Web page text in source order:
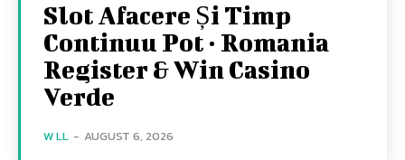
Slot Afacere Și Timp
Continuu Pot · Romania
Register & Win Casino
Verde
W LL - AUGUST 6, 2026